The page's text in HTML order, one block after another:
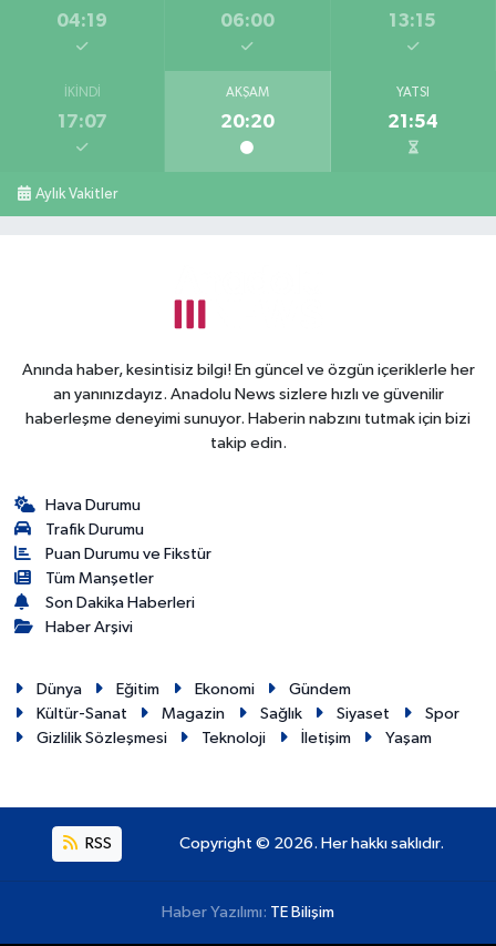
04:19 06:00 13:15
İKINDI
17:07
AKŞAM
20:20
YATSI
21:54
Aylık Vakitler
Anında haber, kesintisiz bilgi! En güncel ve özgün içeriklerle her
an yanınızdayız. Anadolu News sizlere hızlı ve güvenilir
haberleşme deneyimi sunuyor. Haberin nabzını tutmak için bizi
takip edin.
Hava Durumu
Trafik Durumu
Puan Durumu ve Fikstür
Tüm Manşetler
Son Dakika Haberleri
Haber Arşivi
Dünya Eğitim Ekonomi
Gündem
Kültür-Sanat
Magazin Sağlık Siyaset
Spor
Gizlilik Sözleşmesi
Teknoloji İletişim Yaşam
RSS Copyright © 2026. Her hakkı saklıdır.
Haber Yazılımı: TE Bilişim